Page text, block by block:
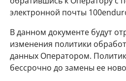
электронной почты
В данном документе будут
изменения политики
данных Оператором.
бессрочно до замены ее